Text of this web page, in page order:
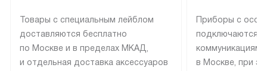
Товары с специальным лейблом
доставляются бесплатно
по Москве и в пределах МКАД,
и отдельная доставка аксессуаров
Приборы с
подключаются к
коммуникациям
в Москве, при